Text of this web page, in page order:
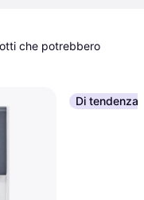
che potrebbero
Di tendenza